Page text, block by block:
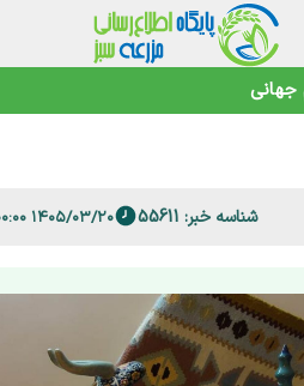
جهانی
شناسه خبر: 55611 ۱۴۰۵/۰۳/۲۰ ۱۶:۰۰:۰۰